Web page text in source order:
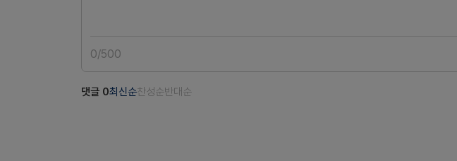
0/500
댓글 0최신순찬성순반대순